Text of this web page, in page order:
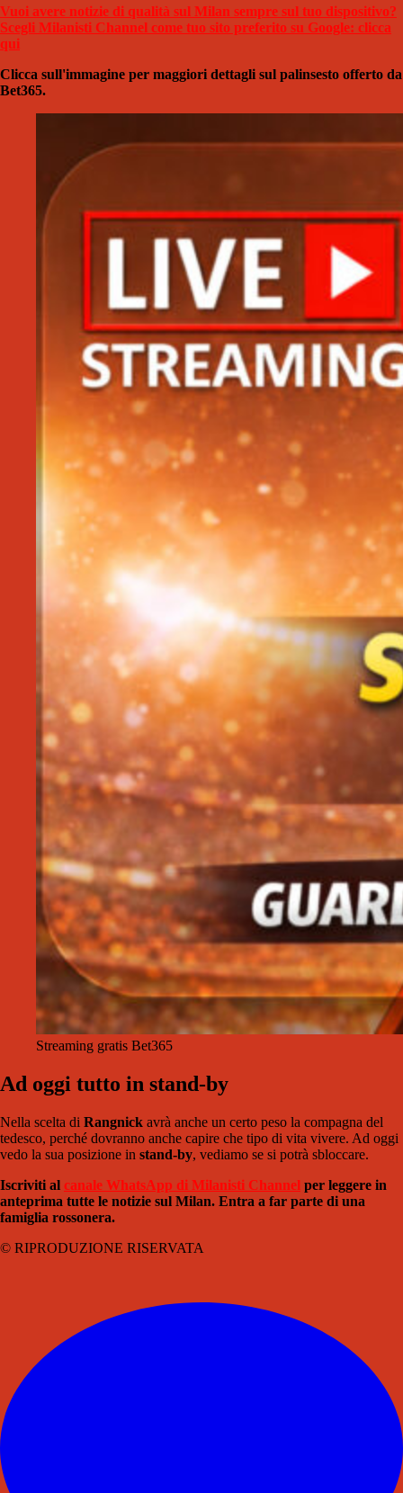
Vuoi avere notizie di qualità sul Milan sempre sul tuo dispositivo?
Scegli Milanisti Channel come tuo sito preferito su Google: clicca
qui
Clicca sull'immagine per maggiori dettagli sul palinsesto offerto da
Bet365.
Streaming gratis Bet365
Ad oggi tutto in stand-by
Nella scelta di Rangnick avrà anche un certo peso la compagna del
tedesco, perché dovranno anche capire che tipo di vita vivere. Ad oggi
vedo la sua posizione in stand-by, vediamo se si potrà sbloccare.
Iscriviti al canale WhatsApp di Milanisti Channel per leggere in
anteprima tutte le notizie sul Milan. Entra a far parte di una
famiglia rossonera.
© RIPRODUZIONE RISERVATA